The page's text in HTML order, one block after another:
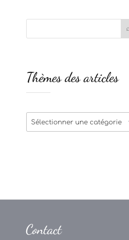
Thèmes des articles
Thèmes
des
Contact